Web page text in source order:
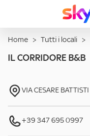
Home > Tutti i locali >
IL CORRIDORE B&B
VIA CESARE BATTISTI
+39 347 695 0997